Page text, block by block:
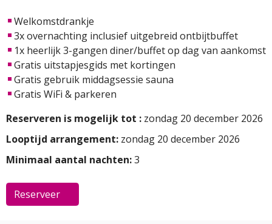
Welkomstdrankje
3x overnachting inclusief uitgebreid ontbijtbuffet
1x heerlijk 3-gangen diner/buffet op dag van aankomst
Gratis uitstapjesgids met kortingen
Gratis gebruik middagsessie sauna
Gratis WiFi & parkeren
Reserveren is mogelijk tot : zondag 20 december 2026
Looptijd arrangement: zondag 20 december 2026
Minimaal aantal nachten:3
Reserveer